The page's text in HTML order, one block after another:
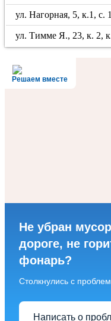
ул. Нагорная, 5, к.1, с. 1
ул. Тимме Я., 23, к. 2,
Решаем вместе
Не убран
дороге, не
фонарь?
Столкнулись с
Написать о